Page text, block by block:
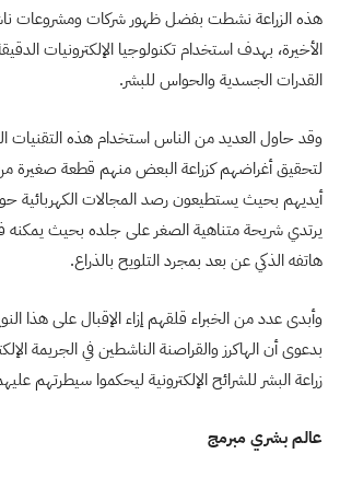
هذه الزراعة نشطت بفضل ظهور شركات ومشروعات
الأخيرة، بهدف استخدام تكنولوجيا الإلكترونيات
القدرات الجسدية والحواس للبشر.
وقد حاول العديد من الناس استخدام هذه التقنيات
لتحقيق أغراضهم كزراعة البعض منهم قطعة صغيرة
أيديهم بحيث يستطيعون رصد المجالات الكهربائية
يرتدي شريحة متناهية الصغر على جلده بحيث يمكنه
هاتفه الذكي عن بعد بمجرد التلويح بالذراع.
وأبدى عدد من الخبراء قلقهم إزاء الإقبال على هذا
بدعوى أن الهاكرز والقراصنة الناشطين في الجريمة
زراعة البشر للشرائح الإلكترونية ليحكموا سيطرتهم
عالم بشري مبرمج